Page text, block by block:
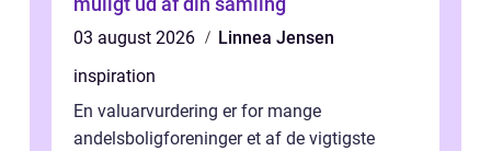
03 august 2026
Linnea Jensen
inspiration
En valuarvurdering er for mange
andelsboligforeninger et af de vigtigste